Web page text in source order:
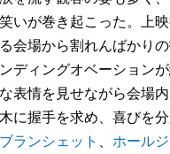
いが巻き起こった。上
会場から割れんばかり
ディングオベーション
表情を見せながら会場
に握手を求め、喜びを
ランシェット 、 ホール